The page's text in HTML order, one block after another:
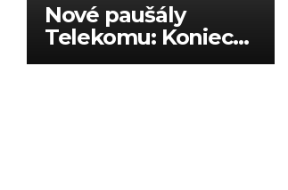
Nové paušály
Telekomu: Koniec
dátových limitov?